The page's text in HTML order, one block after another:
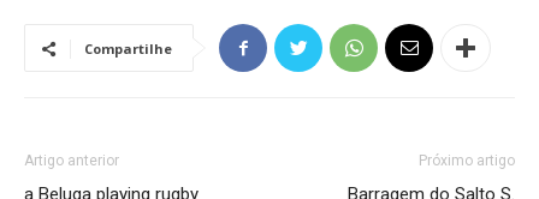
Compartilhe
Artigo anterior
a Beluga playing rugby
Próximo artigo
Barragem do Salto S.